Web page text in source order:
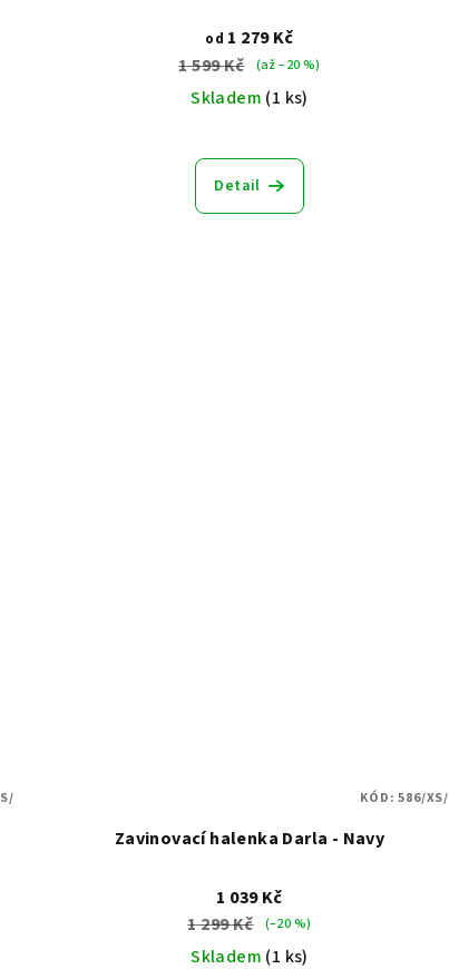
od 1 279 Kč
1 599 Kč
(až –20 %)
Skladem (1 ks)
Detail
Zavinovací halenka Darla - Navy
1 039 Kč
1 299 Kč
(–20 %)
Skladem (1 ks)
KÓD:586/XS/